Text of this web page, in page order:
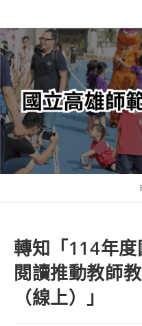
轉
至
主
內
容
轉知「114年
閱讀推動教師
（線上）」